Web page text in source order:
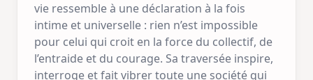
vie ressemble à une déclaration à la fois
intime et universelle : rien n’est impossible
pour celui qui croit en la force du collectif, de
l’entraide et du courage. Sa traversée inspire,
interroge et fait vibrer toute une société qui